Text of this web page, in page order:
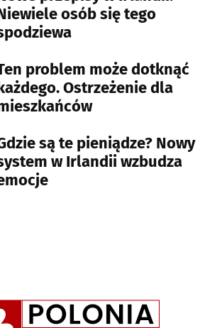
osób się tego
problem może dotknąć
Ostrzeżenie dla
są te pieniądze? Nowy
w Irlandii wzbudza